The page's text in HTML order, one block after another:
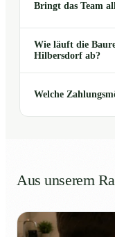
Bringt das Team
Wie läuft die
Hilbersdorf ab?
Welche
Aus unserem